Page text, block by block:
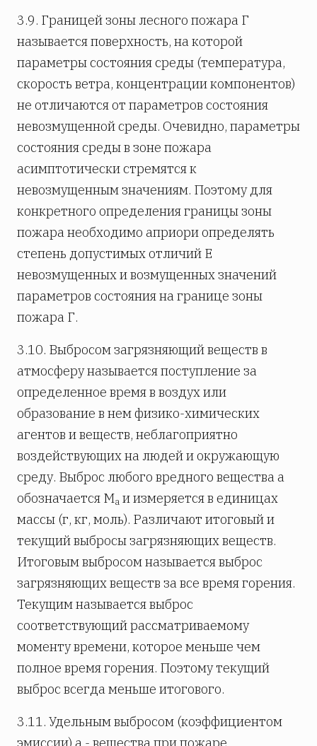
3.9. Границей зоны лесного пожара Г
называется поверхность, на которой
параметры состояния среды (температура,
скорость ветра, концентрации компонентов)
не отличаются от параметров состояния
невозмущенной среды. Очевидно, параметры
состояния среды в зоне пожара
асимптотически стремятся к
невозмущенным значениям. Поэтому для
конкретного определения границы зоны
пожара необходимо априори определять
степень допустимых отличий Е
невозмущенных и возмущенных значений
параметров состояния на границе зоны
пожара Г.
3.10. Выбросом загрязняющий веществ в
атмосферу называется поступление за
определенное время в воздух или
образование в нем физико-химических
агентов и веществ, неблагоприятно
воздействующих на людей и окружающую
среду. Выброс любого вредного вещества a
обозначается Мa и измеряется в единицах
массы (г, кг, моль). Различают итоговый и
текущий выбросы загрязняющих веществ.
Итоговым выбросом называется выброс
загрязняющих веществ за все время горения.
Текущим называется выброс
соответствующий рассматриваемому
моменту времени, которое меньше чем
полное время горения. Поэтому текущий
выброс всегда меньше итогового.
3.11. Удельным выбросом (коэффициентом
эмиссии) a - вещества при пожаре